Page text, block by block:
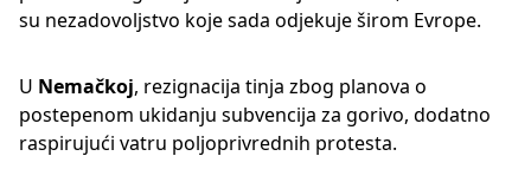
su nezadovoljstvo koje sada odjekuje širom Evrope.
U Nemačkoj, rezignacija tinja zbog planova o
postepenom ukidanju subvencija za gorivo, dodatno
raspirujući vatru poljoprivrednih protesta.